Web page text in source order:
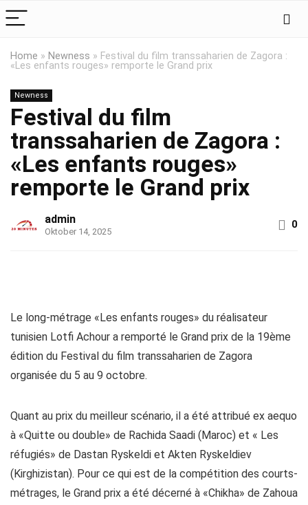
Home » Newness » Festival du film transsaharien de Zagora :
«Les enfants rouges» remporte le Grand prix
Newness
Festival du film
transsaharien de Zagora :
«Les enfants rouges»
remporte le Grand prix
admin
Oktober 14, 2025
0
Le long-métrage «Les enfants rouges» du réalisateur
tunisien Lotfi Achour a remporté le Grand prix de la 19ème
édition du Festival du film transsaharien de Zagora
organisée du 5 au 9 octobre.
Quant au prix du meilleur scénario, il a été attribué ex aequo
à «Quitte ou double» de Rachida Saadi (Maroc) et « Les
réfugiés» de Dastan Ryskeldi et Akten Ryskeldiev
(Kirghizistan). Pour ce qui est de la compétition des courts-
métrages, le Grand prix a été décerné à «Chikha» de Zahoua